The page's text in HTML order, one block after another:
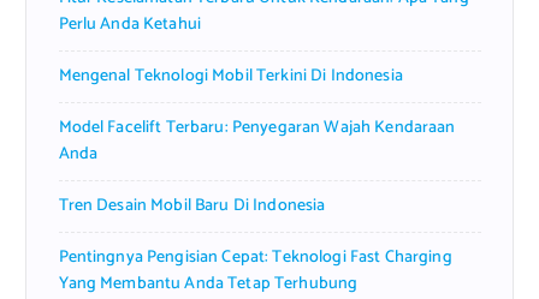
Perlu Anda Ketahui
Mengenal Teknologi Mobil Terkini Di Indonesia
Model Facelift Terbaru: Penyegaran Wajah Kendaraan
Anda
Tren Desain Mobil Baru Di Indonesia
Pentingnya Pengisian Cepat: Teknologi Fast Charging
Yang Membantu Anda Tetap Terhubung